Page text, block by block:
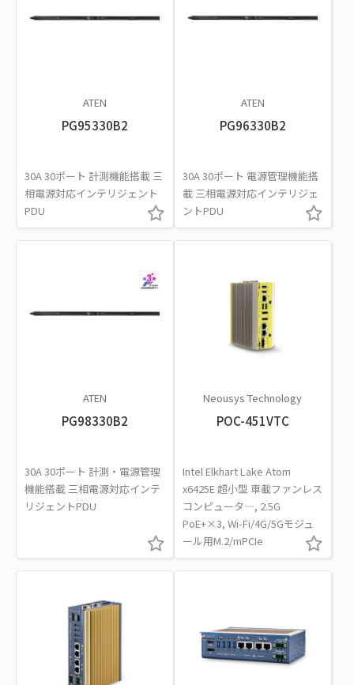
ATEN
PG95330B2
30A 30ポート 計測機能搭載 三
相電源対応インテリジェント
PDU
ATEN
PG96330B2
30A 30ポート 電源管理機能搭
載 三相電源対応インテリジェ
ントPDU
ATEN
PG98330B2
30A 30ポート 計測・電源管理
機能搭載 三相電源対応インテ
リジェントPDU
Neousys Technology
POC-451VTC
Intel Elkhart Lake Atom
x6425E 超小型 車載ファンレス
コンピュータ―, 2.5G
PoE+×3, Wi-Fi/4G/5Gモジュ
ール用M.2/mPCIe